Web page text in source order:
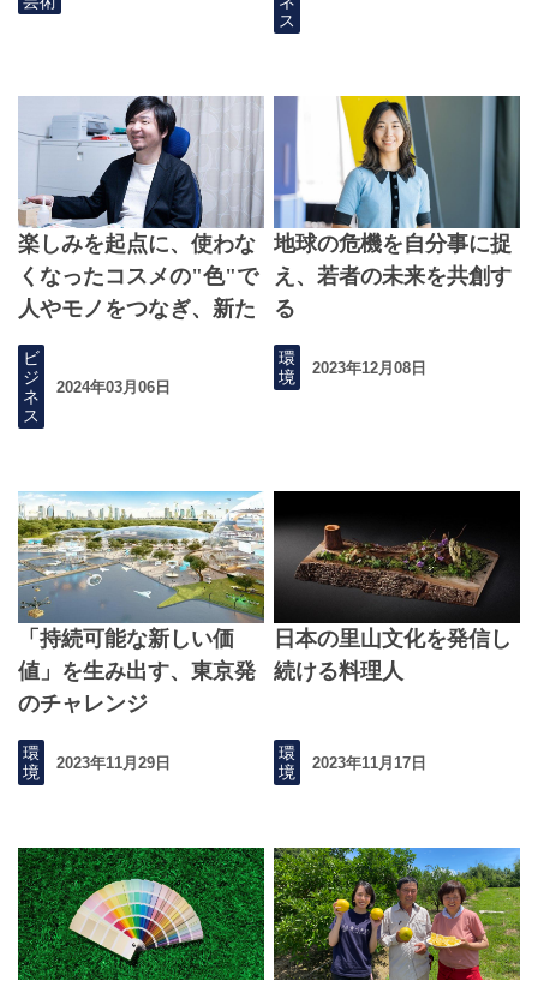
ス
楽しみを起点に、使わな
くなったコスメの"色"で
人やモノをつなぎ、新た
な楽しみを創り出す
ビ
ジ
ネ
ス
2024年03月06日
地球の危機を自分事に捉
え、若者の未来を共創す
る
環
境
2023年12月08日
「持続可能な新しい価
値」を生み出す、東京発
のチャレンジ
環
境
2023年11月29日
日本の里山文化を発信し
続ける料理人
環
境
2023年11月17日